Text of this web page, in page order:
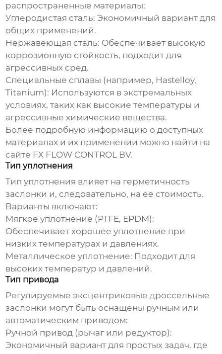
распространенные материалы:
Углеродистая сталь: Экономичный вариант для
общих применений.
Нержавеющая сталь: Обеспечивает высокую
коррозионную стойкость, подходит для
агрессивных сред.
Специальные сплавы (например, Hastelloy,
Titanium): Используются в экстремальных
условиях, таких как высокие температуры и
агрессивные химические вещества.
Более подробную информацию о доступных
материалах и их применении можно найти на
сайте FX FLOW CONTROL BV.
Тип уплотнения
Тип уплотнения влияет на герметичность
заслонки и, следовательно, на ее стоимость.
Варианты включают:
Мягкое уплотнение (PTFE, EPDM):
Обеспечивает хорошее уплотнение при
низких температурах и давлениях.
Металлическое уплотнение: Подходит для
высоких температур и давлений.
Тип привода
Регулируемые эксцентриковые дроссельные
заслонки могут быть оснащены ручным или
автоматическим приводом:
Ручной привод (рычаг или редуктор):
Экономичный вариант для простых задач, где